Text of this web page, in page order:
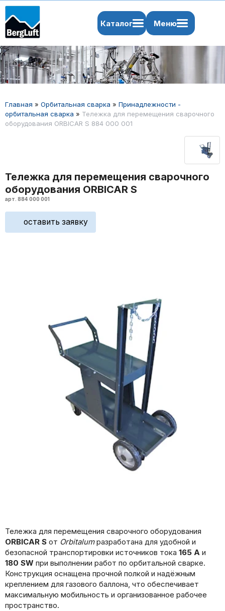
Каталог Меню
Главная » Орбитальная сварка » Принадлежности -
орбитальная сварка » Тележка для перемещения сварочного
оборудования ORBICAR S 884 000 001
Тележка для перемещения сварочного
оборудования ORBICAR S
арт. 884 000 001
оставить заявку
Тележка для перемещения сварочного оборудования
ORBICAR S от Orbitalumразработана для удобной и
безопасной транспортировки источников тока 165 A и
180 SW при выполнении работ по орбитальной сварке.
Конструкция оснащена прочной полкой и надёжным
креплением для газового баллона, что обеспечивает
максимальную мобильность и организованное рабочее
пространство.